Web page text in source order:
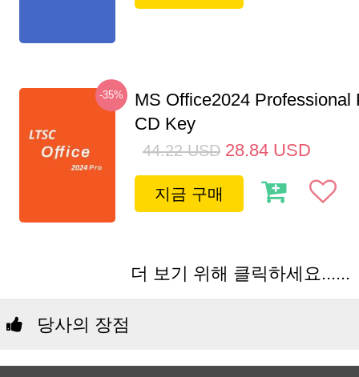
-35%
MS Office2024 Professional
CD Key
44.22 USD 28.84 USD
지금 구매
더 보기 위해 클릭하세요......
당사의 장점